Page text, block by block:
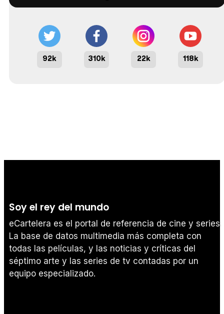
92k 310k 22k 118k
Soy el rey del mundo
eCartelera es el portal de referencia de cine y series.
La base de datos multimedia más completa con
todas las películas, y las noticias y críticas del
séptimo arte y las series de tv contadas por un
equipo especializado.